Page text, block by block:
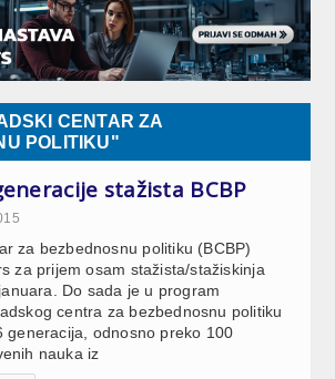
CENTAR ZA
POLITIKU"
stažista BCBP
za bezbednosnu politiku (BCBP)
za prijem osam stažista/stažiskinja
Do sada je u program
centra za bezbednosnu politiku
generacija, odnosno preko 100
nauka iz